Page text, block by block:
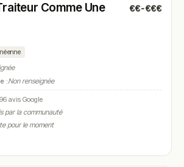
Comme Une
€€-€€€
:Non renseignée
avis Google
par la communauté
pour le moment